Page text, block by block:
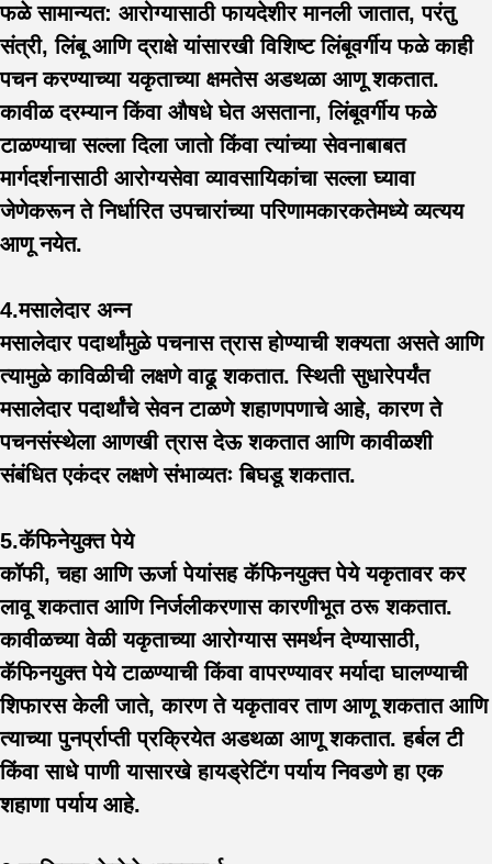
फळे सामान्यत: आरोग्यासाठी फायदेशीर मानली जातात, परंतु
संत्री, लिंबू आणि द्राक्षे यांसारखी विशिष्ट लिंबूवर्गीय फळे काही
पचन करण्याच्या यकृताच्या क्षमतेस अडथळा आणू शकतात.
कावीळ दरम्यान किंवा औषधे घेत असताना, लिंबूवर्गीय फळे
टाळण्याचा सल्ला दिला जातो किंवा त्यांच्या सेवनाबाबत
मार्गदर्शनासाठी आरोग्यसेवा व्यावसायिकांचा सल्ला घ्यावा
जेणेकरून ते निर्धारित उपचारांच्या परिणामकारकतेमध्ये व्यत्यय
आणू नयेत.
4.मसालेदार अन्न
मसालेदार पदार्थांमुळे पचनास त्रास होण्याची शक्यता असते आणि
त्यामुळे काविळीची लक्षणे वाढू शकतात. स्थिती सुधारेपर्यंत
मसालेदार पदार्थांचे सेवन टाळणे शहाणपणाचे आहे, कारण ते
पचनसंस्थेला आणखी त्रास देऊ शकतात आणि कावीळशी
संबंधित एकंदर लक्षणे संभाव्यतः बिघडू शकतात.
5.कॅफिनेयुक्त पेये
कॉफी, चहा आणि ऊर्जा पेयांसह कॅफिनयुक्त पेये यकृतावर कर
लावू शकतात आणि निर्जलीकरणास कारणीभूत ठरू शकतात.
कावीळच्या वेळी यकृताच्या आरोग्यास समर्थन देण्यासाठी,
कॅफिनयुक्त पेये टाळण्याची किंवा वापरण्यावर मर्यादा घालण्याची
शिफारस केली जाते, कारण ते यकृतावर ताण आणू शकतात आणि
त्याच्या पुनर्प्राप्ती प्रक्रियेत अडथळा आणू शकतात. हर्बल टी
किंवा साधे पाणी यासारखे हायड्रेटिंग पर्याय निवडणे हा एक
शहाणा पर्याय आहे.